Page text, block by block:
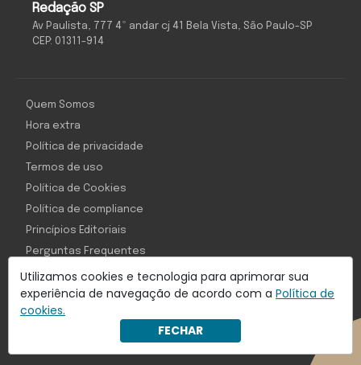
Utilizamos cookies e tecnologia para aprimorar sua
experiência de navegação de acordo com a Política de
cookies.
FECHAR
Redação SP
Av Paulista, 777 4º andar cj 41 Bela Vista, São Paulo-SP
CEP: 01311-914
Com inteligência e tecnologia:
Object1ve - Marketing Solution
Quem Somos
Hora extra
Política de privacidade
Termos de uso
Política de Cookies
Política de compliance
Princípios Editoriais
Perguntas Frequentes